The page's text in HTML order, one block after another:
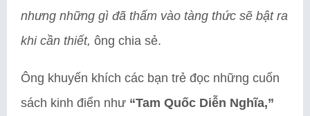
nhưng những gì đã thấm vào tàng thức sẽ bật ra
khi cần thiết, ông chia sẻ.
Ông khuyến khích các bạn trẻ đọc những cuốn
sách kinh điển như “Tam Quốc Diễn Nghĩa,”